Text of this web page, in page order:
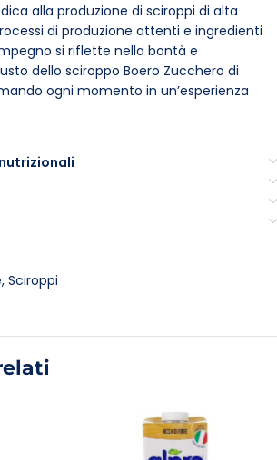
alla produzione di sciroppi di alta
di produzione attenti e ingredienti
si riflette nella bontà e
dello sciroppo Boero Zucchero di
ogni momento in un’esperienza
, Sciroppi